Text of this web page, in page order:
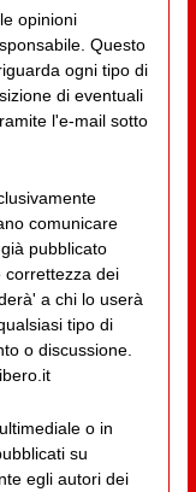
opinioni
Questo
ogni tipo di
di eventuali
l'e-mail sotto
comunicare
pubblicato
correttezza dei
a chi lo userà
tipo di
o discussione.
o in
su
egli autori dei